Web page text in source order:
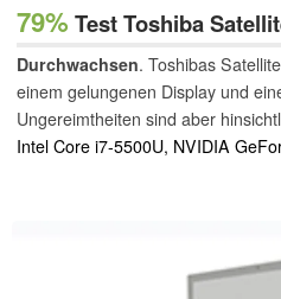
79% Test Toshiba
Durchwachsen. Toshibas
einem gelungenen Display und
Ungereimtheiten sind aber
besonders der Hitzeentwicklung
Dennoch ist der elegante
Intel Core i7-5500U, NVIDIA